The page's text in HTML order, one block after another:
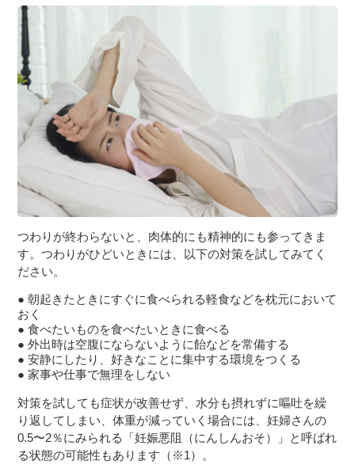
つわりが終わらないと、肉体的にも精神的にも参ってきま
す。つわりがひどいときには、以下の対策を試してみてく
ださい。
朝起きたときにすぐに食べられる軽食などを枕元において
おく
食べたいものを食べたいときに食べる
外出時は空腹にならないように飴などを常備する
安静にしたり、好きなことに集中する環境をつくる
家事や仕事で無理をしない
対策を試しても症状が改善せず、水分も摂れずに嘔吐を繰
り返してしまい、体重が減っていく場合には、妊婦さんの
0.5〜2％にみられる「妊娠悪阻（にんしんおそ）」と呼ばれ
る状態の可能性もあります（※1）。